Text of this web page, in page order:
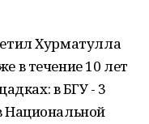
Хурматулла
в течение 10 лет
в БГУ - 3
Национальной